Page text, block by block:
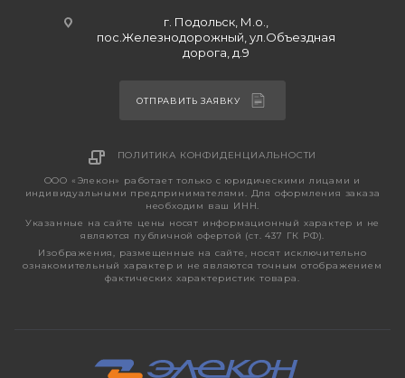
г. Подольск, М.о.,
пос.Железнодорожный, ул.Объездная
дорога, д.9
ОТПРАВИТЬ ЗАЯВКУ
ПОЛИТИКА КОНФИДЕНЦИАЛЬНОСТИ
ООО «Элекон» работает только с юридическими лицами и
индивидуальными предпринимателями. Для оформления заказа
необходим ваш ИНН.
Указанные на сайте цены носят информационный характер и не
являются публичной офертой (ст. 437 ГК РФ).
Изображения, размещенные на сайте, носят исключительно
ознакомительный характер и не являются точным отображением
фактических характеристик товара.